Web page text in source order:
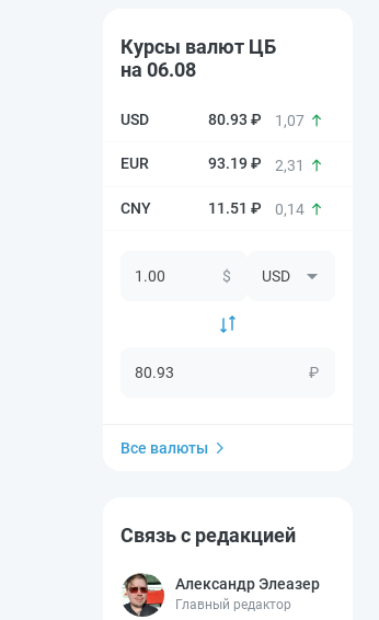
Курсы валют ЦБ
на 06.08
80.93 ₽ 1,07
93.19 ₽ 2,31
11.51 ₽ 0,14
$
₽
Все валюты
Связь с редакцией
Александр Элеазер
Главный редактор